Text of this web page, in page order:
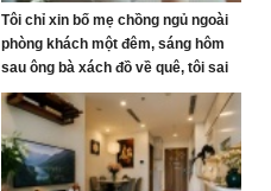
Tôi chỉ xin bố mẹ chồng ngủ ngoài
phòng khách một đêm, sáng hôm
sau ông bà xách đồ về quê, tôi sai
ở đâu?